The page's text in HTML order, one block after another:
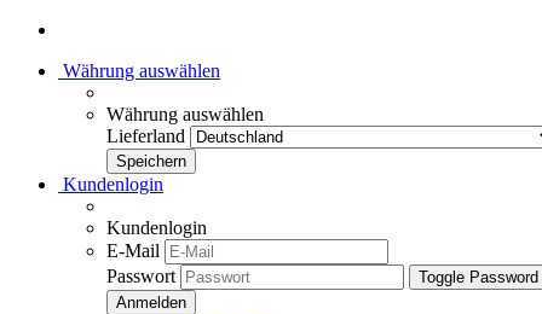
Währung auswählen
Währung auswählen
Lieferland
Kundenlogin
Kundenlogin
E-Mail
Passwort
Toggle